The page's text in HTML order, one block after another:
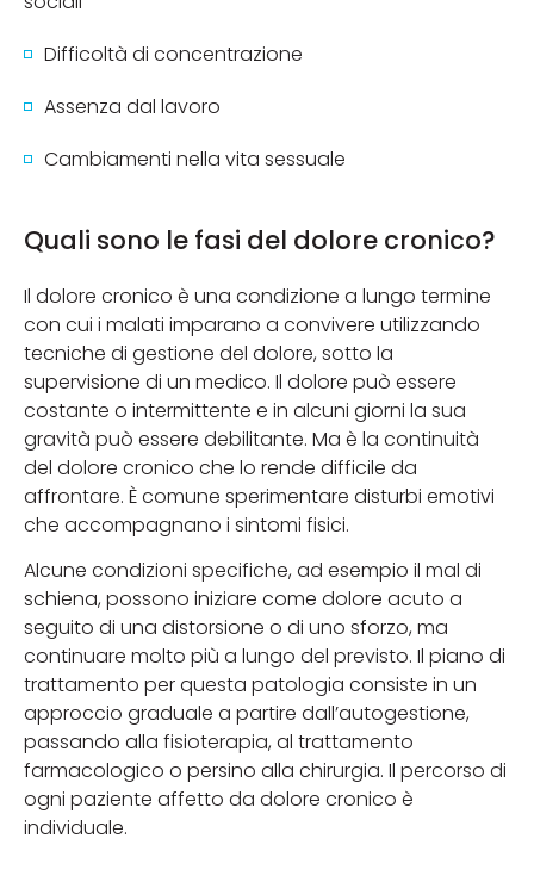
Difficoltà di concentrazione
Assenza dal lavoro
Cambiamenti nella vita sessuale
Quali sono le fasi del dolore cronico?
Il dolore cronico è una condizione a lungo termine
con cui i malati imparano a convivere utilizzando
tecniche di gestione del dolore, sotto la
supervisione di un medico. Il dolore può essere
costante o intermittente e in alcuni giorni la sua
gravità può essere debilitante. Ma è la continuità
del dolore cronico che lo rende difficile da
affrontare. È comune sperimentare disturbi emotivi
che accompagnano i sintomi fisici.
Alcune condizioni specifiche, ad esempio il mal di
schiena, possono iniziare come dolore acuto a
seguito di una distorsione o di uno sforzo, ma
continuare molto più a lungo del previsto. Il piano di
trattamento per questa patologia consiste in un
approccio graduale a partire dall’autogestione,
passando alla fisioterapia, al trattamento
farmacologico o persino alla chirurgia. Il percorso di
ogni paziente affetto da dolore cronico è
individuale.